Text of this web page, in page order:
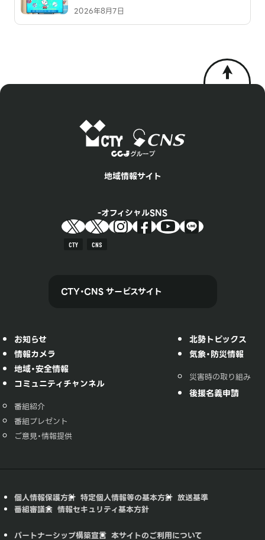
2026年8月7日
地域情報サイト
オフィシャルSNS
CTY CNS
CTY・CNS サービスサイト
お知らせ
情報カメラ
地域・安全情報
コミュニティチャンネル
番組紹介
番組プレゼント
ご意見・情報提供
北勢トピックス
気象・防災情報
災害時の取り組み
後援名義申請
個人情報保護方針 特定個人情報等の基本方針 放送基準
番組審議会 情報セキュリティ基本方針
パートナーシップ構築宣言 本サイトのご利用について